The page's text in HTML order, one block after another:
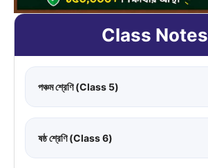
Class Notes
পঞ্চম শ্রেণি (Class 5)
ষষ্ঠ শ্রেণি (Class 6)